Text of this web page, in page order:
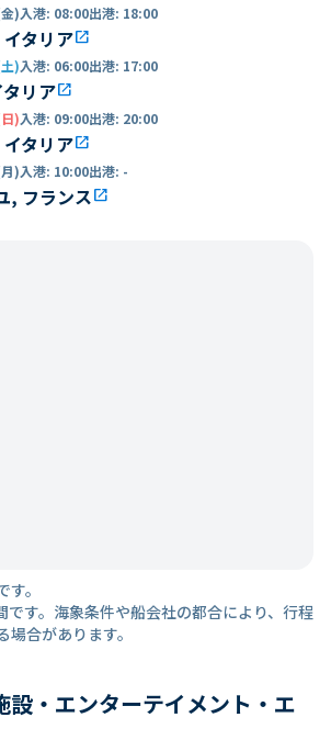
)入港: 08:00出港: 18:00
タリアopen_in_new
)入港: 06:00出港: 17:00
リアopen_in_new
)入港: 09:00出港: 20:00
タリアopen_in_new
)入港: 10:00出港: -
, フランスopen_in_new
。
です。海象条件や船会社の都合により、行程
合があります。
設・エンターテイメント・エ